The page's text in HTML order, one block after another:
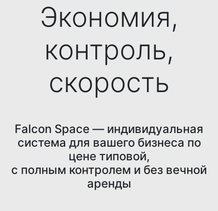
Экономия,
контроль,
скорость
Falcon Space — индивидуальная
система для вашего бизнеса по
цене типовой,
с полным контролем и без вечной
аренды